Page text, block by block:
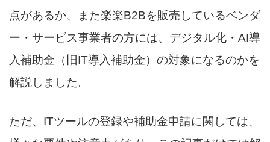
点があるか、また楽楽B2Bを販売しているベンダ
ー・サービス事業者の方には、デジタル化・AI導
入補助金（旧IT導入補助金）の対象になるのかを
解説しました。
ただ、ITツールの登録や補助金申請に関しては、